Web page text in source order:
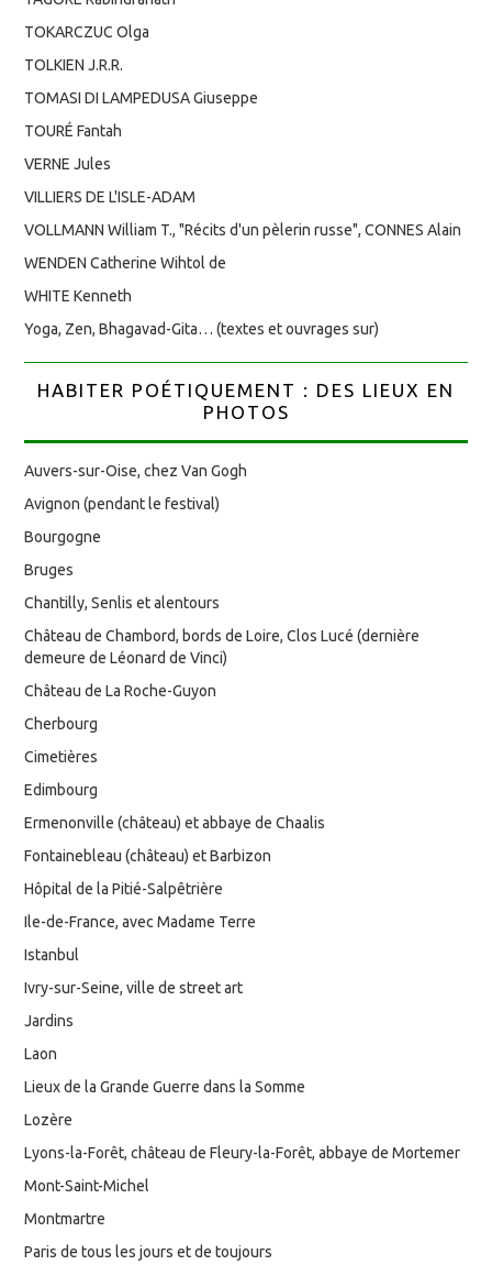
TOKARCZUC Olga
TOLKIEN J.R.R.
TOMASI DI LAMPEDUSA Giuseppe
TOURÉ Fantah
VERNE Jules
VILLIERS DE L'ISLE-ADAM
VOLLMANN William T., "Récits d'un pèlerin russe", CONNES Alain
WENDEN Catherine Wihtol de
WHITE Kenneth
Yoga, Zen, Bhagavad-Gita… (textes et ouvrages sur)
HABITER POÉTIQUEMENT : DES LIEUX EN
PHOTOS
Auvers-sur-Oise, chez Van Gogh
Avignon (pendant le festival)
Bourgogne
Bruges
Chantilly, Senlis et alentours
Château de Chambord, bords de Loire, Clos Lucé (dernière
demeure de Léonard de Vinci)
Château de La Roche-Guyon
Cherbourg
Cimetières
Edimbourg
Ermenonville (château) et abbaye de Chaalis
Fontainebleau (château) et Barbizon
Hôpital de la Pitié-Salpêtrière
Ile-de-France, avec Madame Terre
Istanbul
Ivry-sur-Seine, ville de street art
Jardins
Laon
Lieux de la Grande Guerre dans la Somme
Lozère
Lyons-la-Forêt, château de Fleury-la-Forêt, abbaye de Mortemer
Mont-Saint-Michel
Montmartre
Paris de tous les jours et de toujours